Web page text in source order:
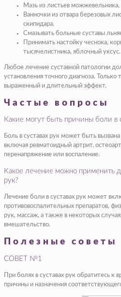
Мазь из листьев можжевельника,
Ванночки из отвара березовых
скипидара.
Смазывать больные суставы
Принимать настойку чеснока,
тысячелистника, яблочный уксус.
Любое лечение суставной патологии
установления точного диагноза. Только
выраженный и длительный эффект.
Частые вопросы
Какие могут быть причины боли в
Боль в суставах рук может быть
включая ревматоидный артрит,
перенапряжение или воспаление.
Какое лечение можно применить
рук?
Лечение боли в суставах рук может
противовоспалительных препаратов,
рук, массаж, а также в некоторых
вмешательство.
Полезные советы
СОВЕТ №1
При болях в суставах рук обратитесь к
причины и назначения